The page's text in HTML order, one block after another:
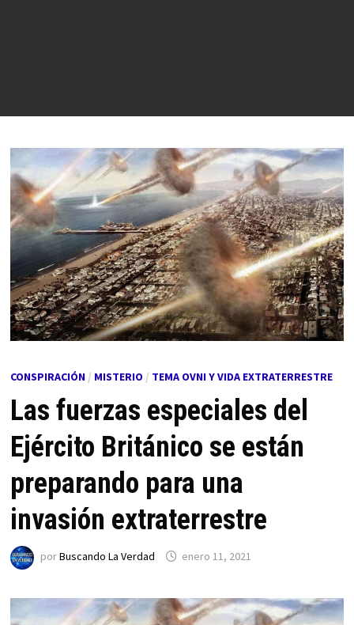
CONSPIRACIÓN/ MISTERIO / TEMA OVNI Y VIDA EXTRATERRESTRE
Las fuerzas especiales del
Ejército Británico se están
preparando para una
invasión extraterrestre
porBuscando La Verdad enero 11, 2021